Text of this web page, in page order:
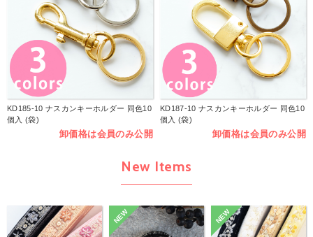
KD185-10 ナスカンキーホルダー 同色10
個入 (袋)
卸価格は会員のみ公開
KD187-10 ナスカンキーホルダー 同色10
個入 (袋)
卸価格は会員のみ公開
New Items
NEW NEW